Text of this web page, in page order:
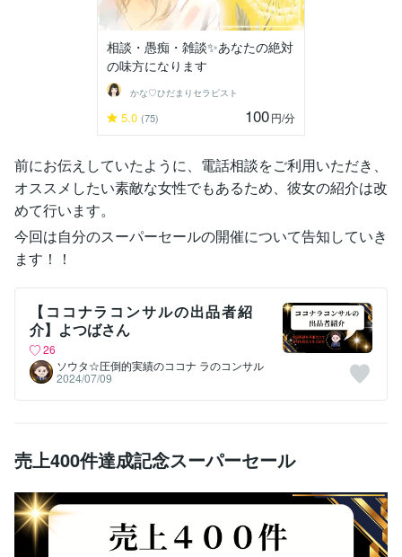
相談・愚痴・雑談✨️あなたの絶対
の味方になります
かな♡ひだまりセラピスト
5.0 (75) 100円/分
前にお伝えしていたように、電話相談をご利用いただき、
オススメしたい素敵な女性でもあるため、彼女の紹介は改
めて行います。
今回は自分のスーパーセールの開催について告知していき
ます！！
【ココナラコンサルの出品者紹
介】よつばさん
26
ソウタ☆圧倒的実績のココナ ラのコンサル
2024/07/09
売上400件達成記念スーパーセール